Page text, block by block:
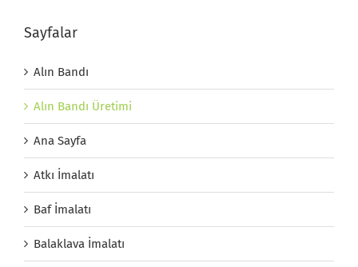
Sayfalar
Alın Bandı
Alın Bandı Üretimi
Ana Sayfa
Atkı İmalatı
Baf İmalatı
Balaklava İmalatı